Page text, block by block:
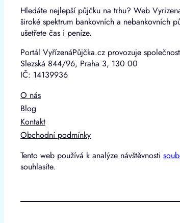
Hledáte nejlepší půjčku na trhu? Web
široké spektrum bankovních a nebankovních
ušetřete čas i peníze.
Portál VyřízenáPůjčka.cz provozuje
Slezská 844/96, Praha 3, 130 00
IČ: 14139936
O nás
Blog
Kontakt
Obchodní podmínky
Tento web používá k analýze návštěvnosti
souhlasíte.